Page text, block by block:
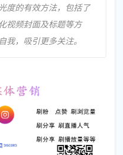
度的有效方法，包括了
视频封面及标题等方
我，吸引更多关注。